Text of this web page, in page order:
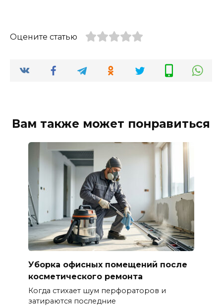
Оцените статью
Вам также может понравиться
Уборка офисных помещений после
косметического ремонта
Когда стихает шум перфораторов и
затираются последние